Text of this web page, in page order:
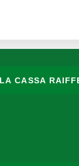
CASSA